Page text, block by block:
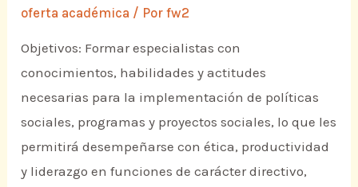
oferta académica / Porfw2
Objetivos: Formar especialistas con
conocimientos, habilidades y actitudes
necesarias para la implementación de políticas
sociales, programas y proyectos sociales, lo que les
permitirá desempeñarse con ética, productividad
y liderazgo en funciones de carácter directivo,